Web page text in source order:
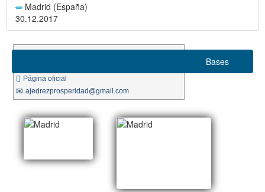
Madrid (España)
30.12.2017
Página oficial
ajedrezprosperidad@gmail.com
Bases